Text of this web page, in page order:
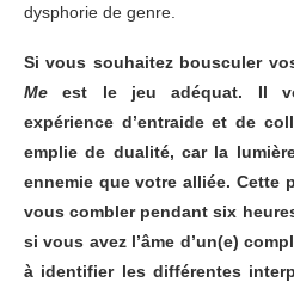
dysphorie de genre.
Si vous souhaitez bousculer
Me est le jeu adéquat. Il
expérience d’entraide et de
emplie de dualité, car la
ennemie que votre alliée. Cette
vous combler pendant six
si vous avez l’âme d’un(e)
à identifier les différentes